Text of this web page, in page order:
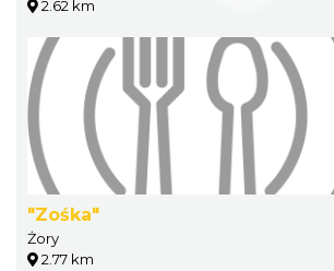
2.62 km
"Zośka"
Żory
2.77 km